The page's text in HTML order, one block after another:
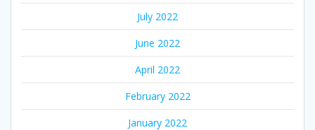
July 2022
June 2022
April 2022
February 2022
January 2022